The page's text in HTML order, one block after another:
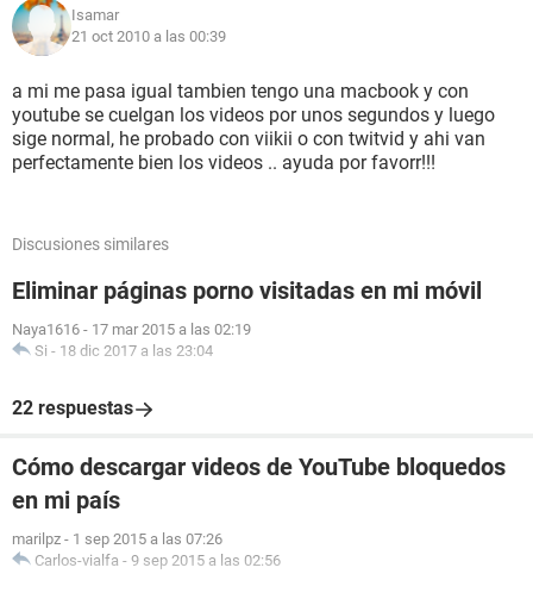
Isamar
21 oct 2010 a las 00:39
a mi me pasa igual tambien tengo una macbook y con
youtube se cuelgan los videos por unos segundos y luego
sige normal, he probado con viikii o con twitvid y ahi van
perfectamente bien los videos .. ayuda por favorr!!!
Discusiones similares
Eliminar páginas porno visitadas en mi móvil
Naya1616 - 17 mar 2015 a las 02:19
Si - 18 dic 2017 a las 23:04
22 respuestas
Cómo descargar videos de YouTube bloquedos
en mi país
marilpz - 1 sep 2015 a las 07:26
Carlos-vialfa - 9 sep 2015 a las 02:56